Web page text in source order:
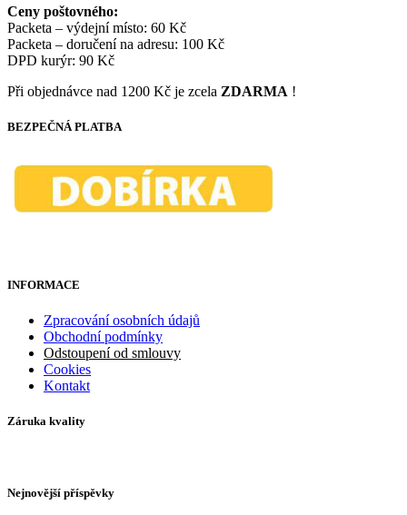
Ceny poštovného:
Packeta – výdejní místo: 60 Kč
Packeta – doručení na adresu: 100 Kč
DPD kurýr: 90 Kč
Při objednávce nad 1200 Kč je zcela ZDARMA !
BEZPEČNÁ PLATBA
INFORMACE
Zpracování osobních údajů
Obchodní podmínky
Odstoupení od smlouvy
Cookies
Kontakt
Záruka kvality
Nejnovější příspěvky